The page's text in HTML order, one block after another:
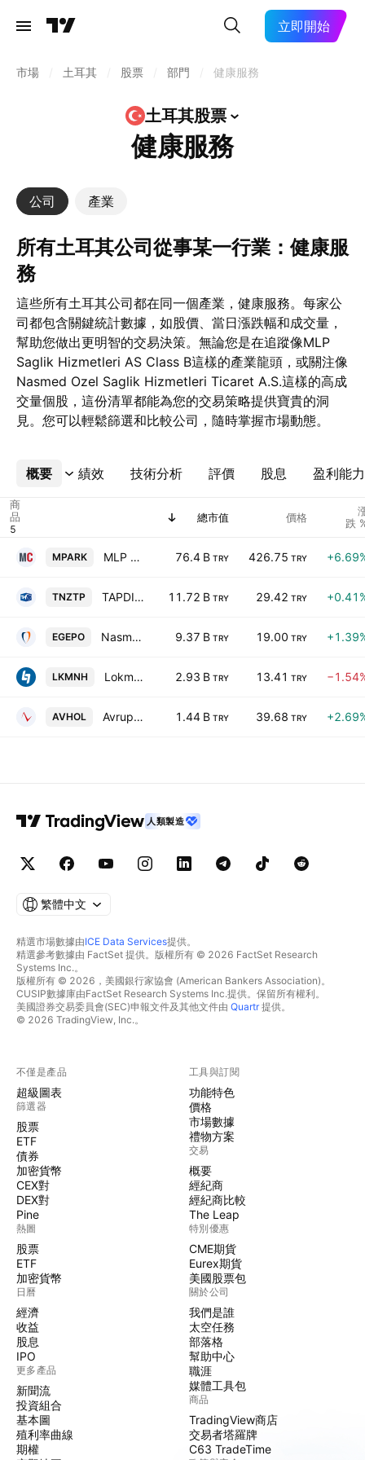
立即開始
市場 土耳其 股票 部門 健康服務
土耳其股票
健康服務
公司 產業
所有土耳其公司從事某一行業：健康服
務
這些所有土耳其公司都在同一個產業，健康服務。每家公
司都包含關鍵統計數據，如股價、當日漲跌幅和成交量，
幫助您做出更明智的交易決策。無論您是在追蹤像MLP
Saglik Hizmetleri AS Class B這樣的產業龍頭，或關注像
Nasmed Ozel Saglik Hizmetleri Ticaret A.S.這樣的高成
交量個股，這份清單都能為您的交易策略提供寶貴的洞
見。您可以輕鬆篩選和比較公司，隨時掌握市場動態。
概要 績效 技術分析 評價 股息 盈利能力
更多
商
品
總市值 價格
跌
MPARK MLP Saglik Hizmetleri AS Class B 76.4 B TRY 426.75 TRY
TNZTP TAPDI OKSIJEN OZEL SAGLIK VE EGITIM HIZMETLERI SANAYI TICARET A.S. 11.72 B TRY 29.42 TRY
EGEPO Nasmed Ozel Saglik Hizmetleri Ticaret A.S. 9.37 B TRY 19.00 TRY
LKMNH Lokman Hekim Engurusag Saglik, Turizm, Egitim Hizmetleri ve Insaat Taahhut A.S. 2.93 B TRY 13.41 TRY
AVHOL Avrupa Yatirim Holding AS 1.44 B TRY 39.68 TRY
人類製造
繁體中文
精選市場數據由ICE Data Services提供。
精選參考數據由 FactSet 提供。版權所有 © 2026 FactSet Research
Systems Inc.。
版權所有 © 2026，美國銀行家協會 (American Bankers Association)。
CUSIP數據庫由FactSet Research Systems Inc.提供。保留所有權利。
美國證券交易委員會(SEC)申報文件及其他文件由 Quartr提供。
© 2026 TradingView, Inc.。
不僅是產品
超級圖表
篩選器
股票
ETF
債券
加密貨幣
CEX對
DEX對
Pine
熱圖
股票
ETF
加密貨幣
日曆
經濟
收益
股息
IPO
更多產品
新聞流
投資組合
基本圖
殖利率曲線
期權
工具與訂閱
功能特色
價格
市場數據
禮物方案
交易
概要
經紀商
經紀商比較
The Leap
特別優惠
CME期貨
Eurex期貨
美國股票包
關於公司
我們是誰
太空任務
部落格
幫助中心
職涯
媒體工具包
商品
TradingView商店
交易者塔羅牌
C63 TradeTime